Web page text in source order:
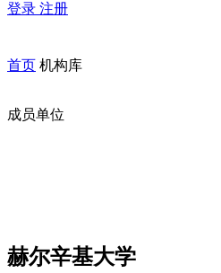
登录 注册
首页 机构库
成员单位
赫尔辛基大学